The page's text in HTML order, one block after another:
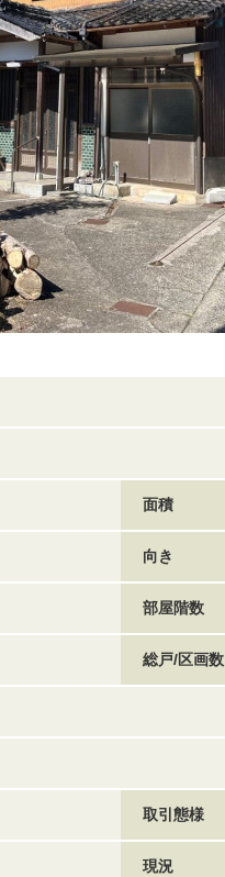
面積
向き
部屋階数
総戸/区画数
取引態様
現況